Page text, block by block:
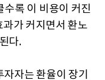
수록 이 비용이 커진
과가 커지면서 환노
다.
자는 환율이 장기